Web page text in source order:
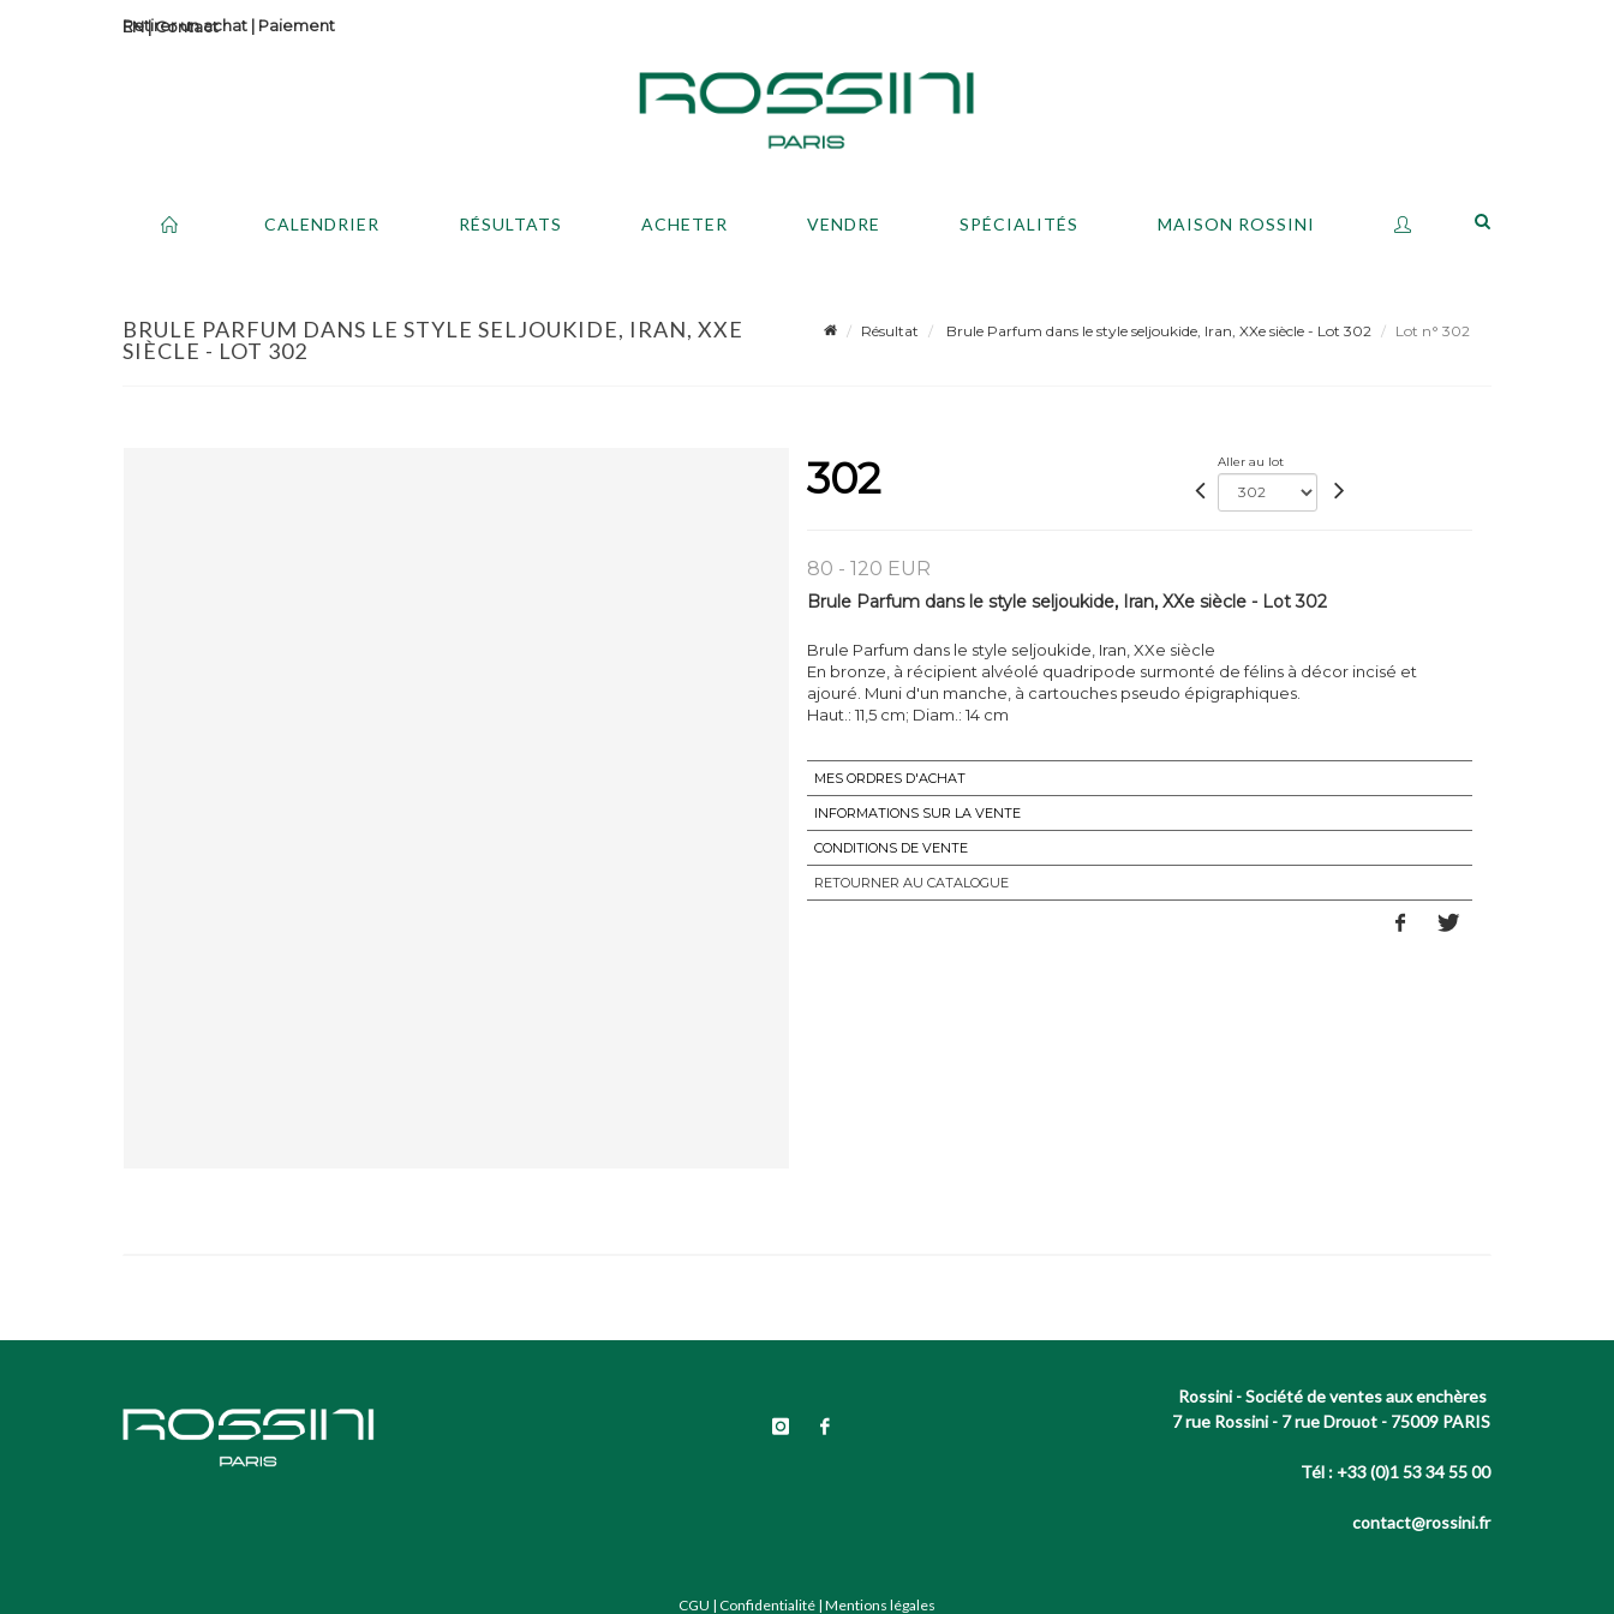
Contact
Retirer un achat | Paiement
CALENDRIER RÉSULTATS ACHETER VENDRE SPÉCIALITÉS MAISON ROSSINI
BRULE PARFUM DANS LE STYLE SELJOUKIDE, IRAN, XXE
SIÈCLE - LOT 302
Résultat Brule Parfum dans le style seljoukide, Iran, XXe siècle - Lot 302 Lot n° 302
302 Aller au lot
80 - 120 EUR
Brule Parfum dans le style seljoukide, Iran, XXe siècle - Lot 302
Brule Parfum dans le style seljoukide, Iran, XXe siècle
En bronze, à récipient alvéolé quadripode surmonté de félins à décor incisé et
ajouré. Muni d'un manche, à cartouches pseudo épigraphiques.
MES ORDRES D'ACHAT
INFORMATIONS SUR LA VENTE
CONDITIONS DE VENTE
RETOURNER AU CATALOGUE
Rossini - Société de ventes aux enchères
7 rue Rossini - 7 rue Drouot - 75009 PARIS
Tél : +33 (0)1 53 34 55 00
contact@rossini.fr
CGU | Confidentialité | Mentions légales